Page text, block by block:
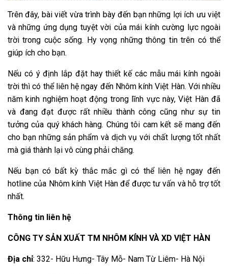
Trên đây, bài viết vừa trình bày đến bạn những lợi ích ưu việt
và những ứng dụng tuyệt vời của mái kính cường lực ngoài
trời trong cuộc sống. Hy vọng những thông tin trên có thể
giúp ích cho bạn.
Nếu có ý định lắp đặt hay thiết kế các mẫu mái kính ngoài
trời thì có thể liên hệ ngay đến Nhôm kính Việt Hàn. Với nhiều
năm kinh nghiệm hoạt động trong lĩnh vực này, Việt Hàn đã
và đang đạt được rất nhiều thành công cũng như sự tin
tưởng của quý khách hàng. Chúng tôi cam kết sẽ mang đến
cho bạn những sản phẩm và dịch vụ với chất lượng tốt nhất
mà giá thành lại vô cùng phải chăng.
Nếu bạn có bất kỳ thắc mắc gì có thể liên hệ ngay đến
hotline của Nhôm kính Việt Hàn để được tư vấn và hỗ trợ tốt
nhất.
Thông tin liên hệ
CÔNG TY SẢN XUẤT TM NHÔM KÍNH VÀ XD VIỆT HÀN
Địa chỉ: 332- Hữu Hưng- Tây Mỗ- Nam Từ Liêm- Hà Nội